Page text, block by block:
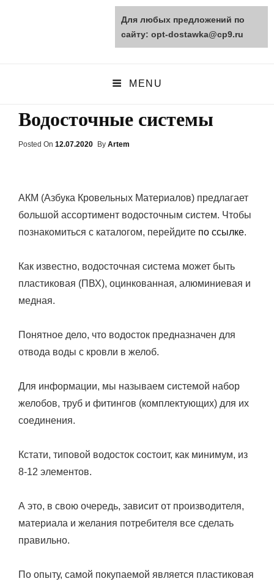
opt-dostawka.ru
MENU
Водосточные системы
Posted On Posted
12.07.2020 By Artem
АКМ (Азбука Кровельных Материалов) предлагает
большой ассортимент водосточным систем. Чтобы
познакомиться с каталогом, перейдите по ссылке.
Как известно, водосточная система может быть
пластиковая (ПВХ), оцинкованная, алюминиевая и
медная.
Понятное дело, что водосток предназначен для
отвода воды с кровли в желоб.
Для информации, мы называем системой набор
желобов, труб и фитингов (комплектующих) для их
соединения.
Кстати, типовой водосток состоит, как минимум, из
8-12 элементов.
А это, в свою очередь, зависит от производителя,
материала и желания потребителя все сделать
правильно.
По опыту, самой покупаемой является пластиковая
Для любых предложений по
сайту: opt-dostawka@cp9.ru